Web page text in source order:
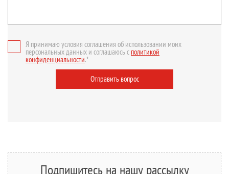
Я принимаю условия соглашения об использовании моих
персональных данных и соглашаюсь сполитикой
конфиденциальности.*
Отправить вопрос
Подпишитесь на нашу рассылку